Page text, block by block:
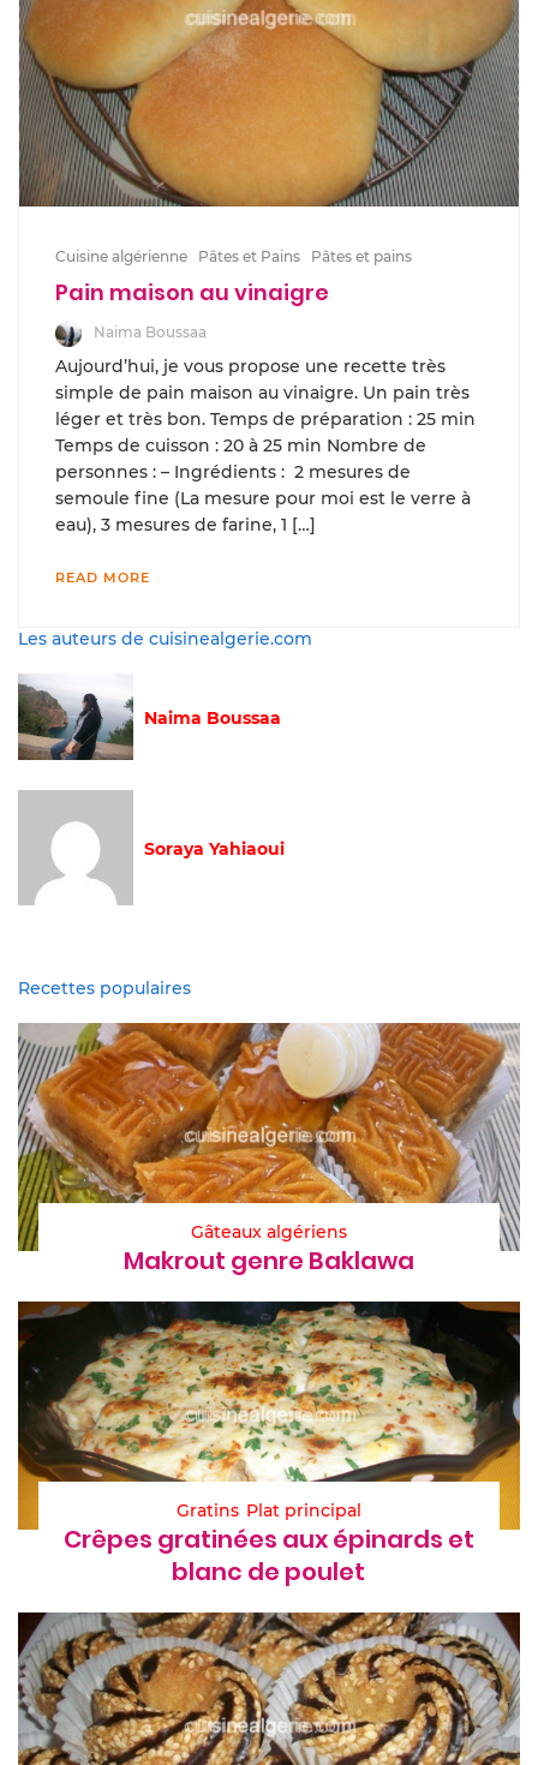
Cuisine algérienne Pâtes et Pains Pâtes et pains
Pain maison au vinaigre
Naima Boussaa
Aujourd’hui, je vous propose une recette très
simple de pain maison au vinaigre. Un pain très
léger et très bon. Temps de préparation : 25 min
Temps de cuisson : 20 à 25 min Nombre de
personnes : – Ingrédients : 2 mesures de
semoule fine (La mesure pour moi est le verre à
eau), 3 mesures de farine, 1 […]
READ MORE
Les auteurs de cuisinealgerie.com
Naima Boussaa
Soraya Yahiaoui
Recettes populaires
Gâteaux algériens
Makrout genre Baklawa
Gratins Plat principal
Crêpes gratinées aux épinards et
blanc de poulet